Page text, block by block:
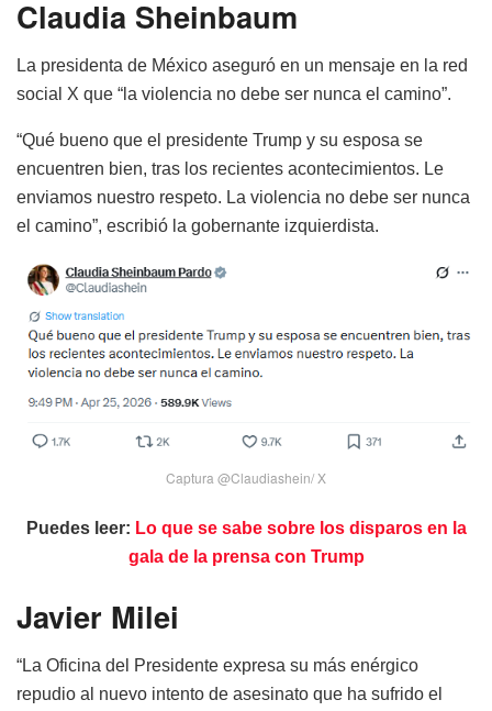
Claudia Sheinbaum
La presidenta de México aseguró en un mensaje en la red
social X que “la violencia no debe ser nunca el camino”.
“Qué bueno que el presidente Trump y su esposa se
encuentren bien, tras los recientes acontecimientos. Le
enviamos nuestro respeto. La violencia no debe ser nunca
el camino”, escribió la gobernante izquierdista.
Captura @Claudiashein/ X
Puedes leer: Lo que se sabe sobre los disparos en la
gala de la prensa con Trump
Javier Milei
“La Oficina del Presidente expresa su más enérgico
repudio al nuevo intento de asesinato que ha sufrido el